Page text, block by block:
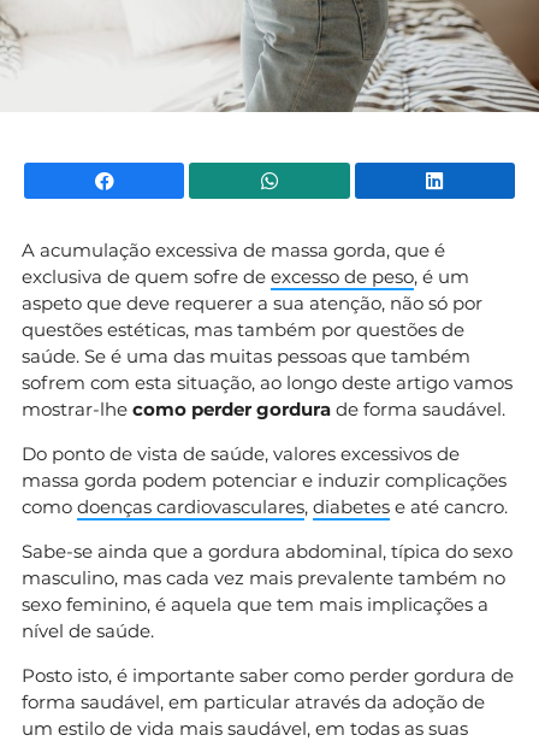
Facebook WhatsApp
A acumulação excessiva de massa gorda, que é
exclusiva de quem sofre de excesso de peso, é um
aspeto que deve requerer a sua atenção, não só por
questões estéticas, mas também por questões de
saúde. Se é uma das muitas pessoas que também
sofrem com esta situação, ao longo deste artigo vamos
mostrar-lhe como perder gordura de forma saudável.
Do ponto de vista de saúde, valores excessivos de
massa gorda podem potenciar e induzir complicações
como doenças cardiovasculares, diabetes e até cancro.
Sabe-se ainda que a gordura abdominal, típica do sexo
masculino, mas cada vez mais prevalente também no
sexo feminino, é aquela que tem mais implicações a
nível de saúde.
Posto isto, é importante saber como perder gordura de
forma saudável, em particular através da adoção de
um estilo de vida mais saudável, em todas as suas